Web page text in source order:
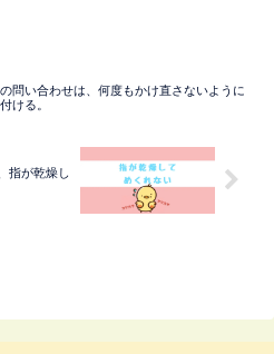
問い合わせは、何度もかけ直さないように
ける。
指が乾燥し